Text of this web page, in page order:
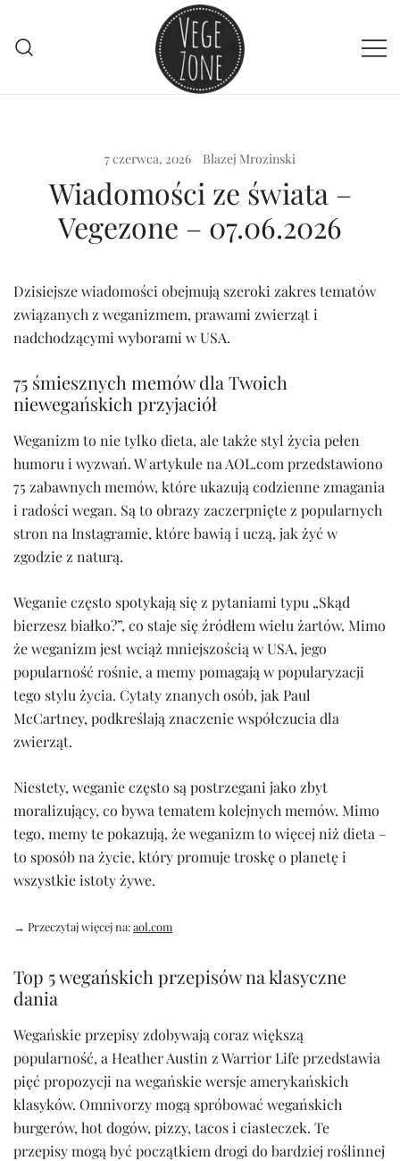
treści
7 czerwca, 2026 Blazej Mrozinski
Wiadomości ze świata –
Vegezone – 07.06.2026
Dzisiejsze wiadomości obejmują szeroki zakres tematów
związanych z weganizmem, prawami zwierząt i
nadchodzącymi wyborami w USA.
75 śmiesznych memów dla Twoich
niewegańskich przyjaciół
Weganizm to nie tylko dieta, ale także styl życia pełen
humoru i wyzwań. W artykule na AOL.com przedstawiono
75 zabawnych memów, które ukazują codzienne zmagania
i radości wegan. Są to obrazy zaczerpnięte z popularnych
stron na Instagramie, które bawią i uczą, jak żyć w
zgodzie z naturą.
Weganie często spotykają się z pytaniami typu „Skąd
bierzesz białko?”, co staje się źródłem wielu żartów. Mimo
że weganizm jest wciąż mniejszością w USA, jego
popularność rośnie, a memy pomagają w popularyzacji
tego stylu życia. Cytaty znanych osób, jak Paul
McCartney, podkreślają znaczenie współczucia dla
zwierząt.
Niestety, weganie często są postrzegani jako zbyt
moralizujący, co bywa tematem kolejnych memów. Mimo
tego, memy te pokazują, że weganizm to więcej niż dieta –
to sposób na życie, który promuje troskę o planetę i
wszystkie istoty żywe.
→ Przeczytaj więcej na:aol.com
Top 5 wegańskich przepisów na klasyczne
dania
Wegańskie przepisy zdobywają coraz większą
popularność, a Heather Austin z Warrior Life przedstawia
pięć propozycji na wegańskie wersje amerykańskich
klasyków. Omnivorzy mogą spróbować wegańskich
burgerów, hot dogów, pizzy, tacos i ciasteczek. Te
przepisy mogą być początkiem drogi do bardziej roślinnej